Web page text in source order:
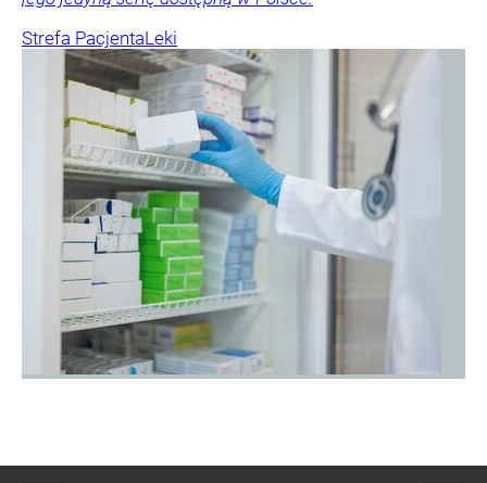
Strefa PacjentaLeki